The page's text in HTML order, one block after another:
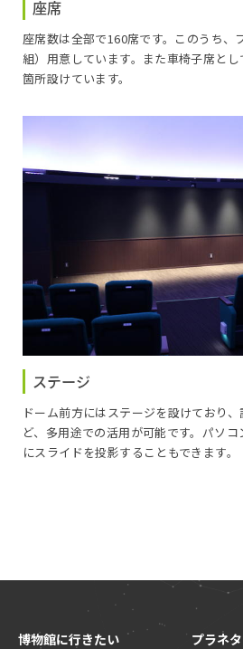
座席
座席数は全部で160席です。このうち、
組）用意しています。また車椅子席と
箇所設けています。
ステージ
ドーム前方にはステージを設けており
ど、多用途での活用が可能です。パソ
にスライドを投影することもできます。
博物館に行きたい プラネ